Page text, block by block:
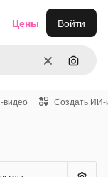
ОчиститьПоиск
Цены Войти
Создать ИИ-